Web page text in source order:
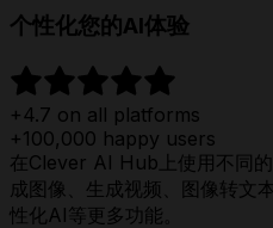
个性化您的AI体验
+4.7 on all platforms
+100,000 happy users
在Clever AI Hub上使用不同
成图像、生成视频、图像转文
性化AI等更多功能。